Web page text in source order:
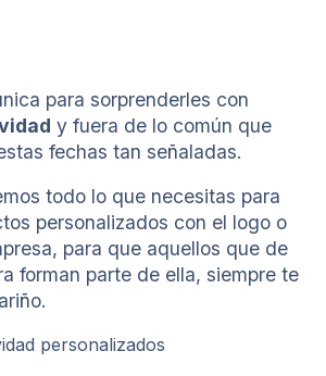
para sorprenderles con
y fuera de lo común que
fechas tan señaladas.
todo lo que necesitas para
personalizados con el logo o
para que aquellos que de
forman parte de ella, siempre te